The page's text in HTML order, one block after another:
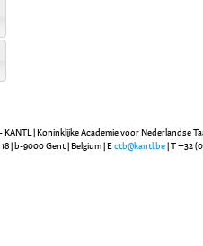
KANTL | Koninklijke Academie voor Nederlandse
| b-9000 Gent | Belgium | E ctb@kantl.be | T +32